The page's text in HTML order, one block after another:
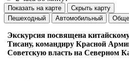
Показать на карте
Скрыть карту
Пешеходный
Автомобильный
Экскурсия посвящена
Тисану, командиру Красной
Советскую власть на Северном